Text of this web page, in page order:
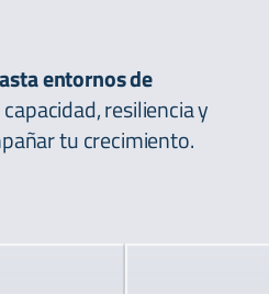
entornos de
resiliencia y
tu crecimiento.